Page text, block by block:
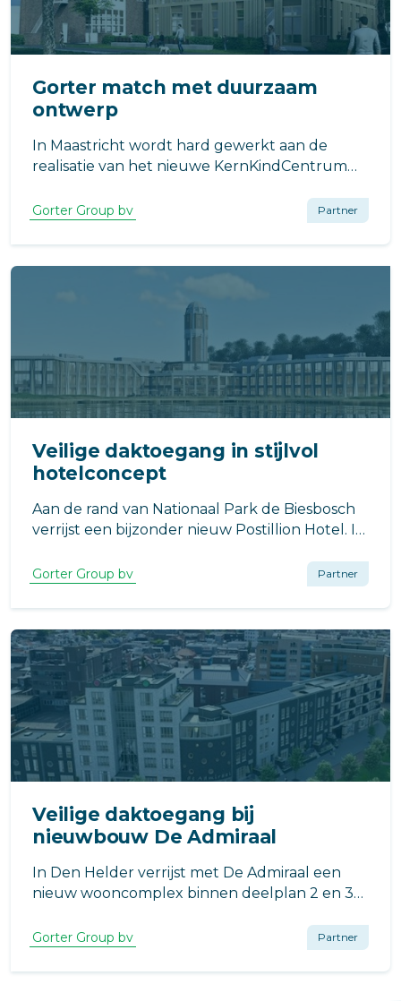
Gorter match met duurzaam
ontwerp
In Maastricht wordt hard gewerkt aan de
realisatie van het nieuwe KernKindCentrum
waar kinderen zich straks in een inspirerende
en gezonde omgeving kunnen ontwikkelen.
Gorter Group bv Partner
Veilige daktoegang in stijlvol
hotelconcept
Aan de rand van Nationaal Park de Biesbosch
verrijst een bijzonder nieuw Postillion Hotel. In
voormalige Veerse Toren, werkt VB Bouw aan
een moderne hotelvoorziening met een
uitgesproken architectonisch karakter.
Gorter Group bv Partner
Veilige daktoegang bij
nieuwbouw De Admiraal
In Den Helder verrijst met De Admiraal een
nieuw wooncomplex binnen deelplan 2 en 3
stationsgebied van Den Helder nieuw leven in
Gorter Group bv Partner